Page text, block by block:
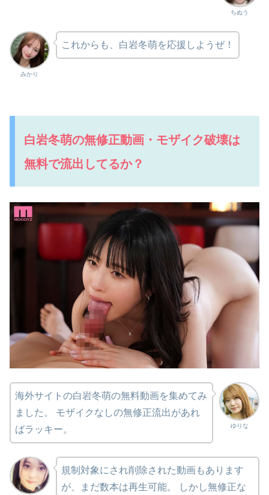
ちぬう
みかり
これからも、白岩冬萌を応援しようぜ！
白岩冬萌の無修正動画・モザイク破壊は
無料で流出してるか？
ゆりな
海外サイトの白岩冬萌の無料動画を集めてみ
ました。 モザイクなしの無修正流出があれ
ばラッキー。
規制対象にされ削除された動画もあります
が、まだ数本は再生可能。 しかし無修正な